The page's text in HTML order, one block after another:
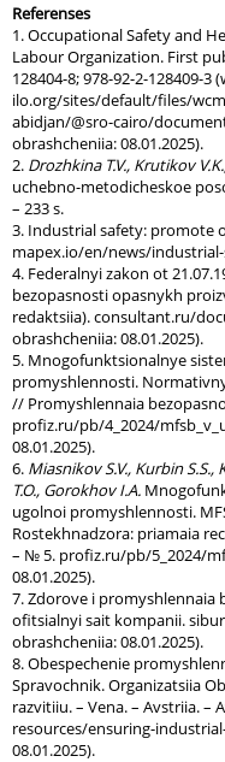
Referenses
1. Occupational Safety and
Labour Organization. First
128404-8; 978-92-2-128409-3
ilo.org/sites/default/files/
abidjan/@sro-cairo/
obrashcheniia: 08.01.2025).
2. Drozhkina T.V., Krutikov
uchebno-metodicheskoe
– 233 s.
3. Industrial safety: promote
mapex.io/en/news/
4. Federalnyi zakon ot
bezopasnosti opasnykh
redaktsiia). consultant.ru/
obrashcheniia: 08.01.2025).
5. Mnogofunktsionalnye
promyshlennosti.
// Promyshlennaia
profiz.ru/pb/4_2024/
08.01.2025).
6. Miasnikov S.V., Kurbin
T.O., Gorokhov I.A.
ugolnoi promyshlennosti.
Rostekhnadzora: priamaia
– № 5. profiz.ru/pb/5_2024/
08.01.2025).
7. Zdorove i promyshlennaia
ofitsialnyi sait kompanii.
obrashcheniia: 08.01.2025).
8. Obespechenie
Spravochnik. Organizatsiia
razvitiiu. – Vena. – Avstriia. –
resources/ensuring-
08.01.2025).